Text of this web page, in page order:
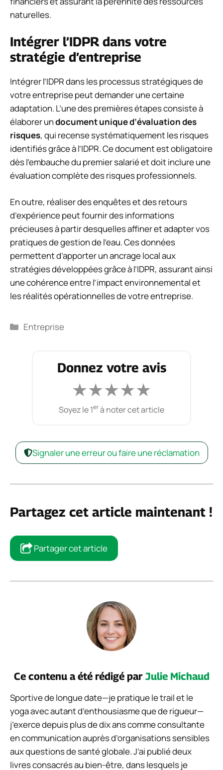
naturelles.
Intégrer l’IDPR dans votre
stratégie d’entreprise
Intégrer l’IDPR dans les processus stratégiques de
votre entreprise peut demander une certaine
adaptation. L’une des premières étapes consiste à
élaborer undocument unique d’évaluation des
risques, qui recense systématiquement les risques
identifiés grâce à l’IDPR. Ce document est obligatoire
dès l’embauche du premier salarié et doit inclure une
évaluation complète des risques professionnels.
En outre, réaliser des enquêtes et des retours
d’expérience peut fournir des informations
précieuses à partir desquelles affiner et adapter vos
pratiques de gestion de l’eau. Ces données
permettent d’apporter un ancrage local aux
stratégies développées grâce à l’IDPR, assurant ainsi
une cohérence entre l’impact environnemental et
les réalités opérationnelles de votre entreprise.
Catégories
Entreprise
Donnez votre avis
★★★★★
Soyez le 1erà noter cet article
Signaler une erreur ou faire une réclamation
Partagez cet article maintenant !
Partager cet article
Ce contenu a été rédigé par Julie Michaud
Sportive de longue date—je pratique le trail et le
yoga avec autant d’enthousiasme que de rigueur—
j’exerce depuis plus de dix ans comme consultante
en communication auprès d’organisations sensibles
aux questions de santé globale. J’ai publié deux
livres consacrés au bien-être, dans lesquels je